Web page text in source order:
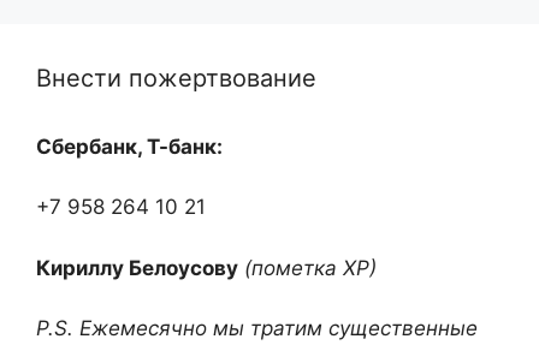
Внести пожертвование
Сбербанк, Т-банк:
+7 958 264 10 21
Кириллу Белоусову (пометка ХР)
P.S. Ежемесячно мы тратим существенные